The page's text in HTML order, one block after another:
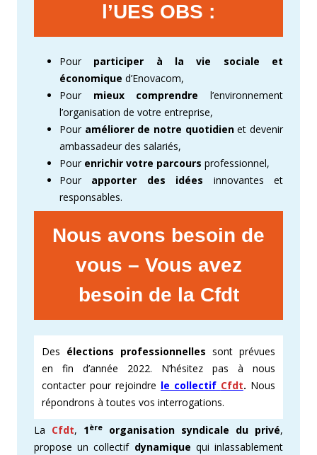
l’UES OBS :
Pour participer à la vie sociale et
économique d’Enovacom,
Pour mieux comprendrel’environnement
l’organisation de votre entreprise,
Pour améliorer de notre quotidienet devenir
ambassadeur des salariés,
Pour enrichir votre parcours professionnel,
Pour apporter des idées innovantes et
responsables.
Nous avons besoin de
vous – Vous avez
besoin de la Cfdt
Des élections professionnelles sont prévues
en fin d’année 2022. N’hésitez pas à nous
contacter pour rejoindre le collectif Cfdt. Nous
répondrons à toutes vos interrogations.
La Cfdt, 1ère organisation syndicale du privé,
propose un collectif dynamique qui inlassablement